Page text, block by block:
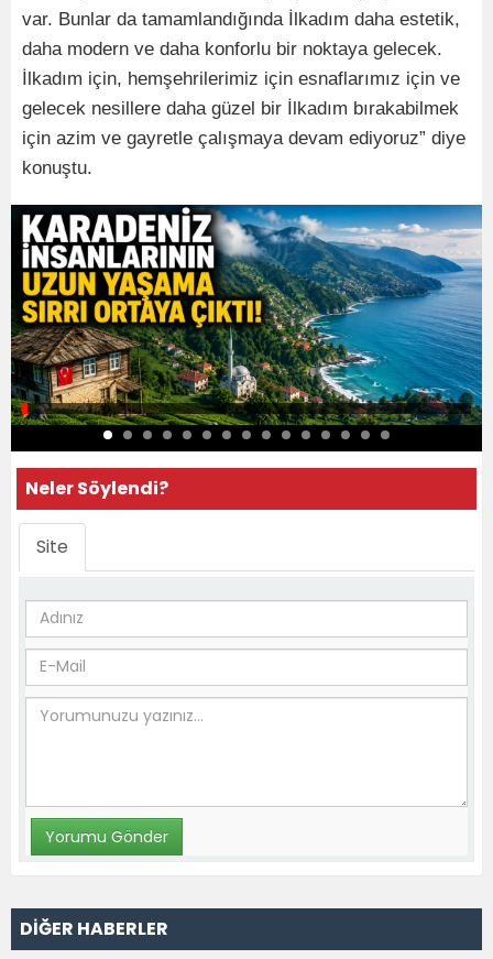
var. Bunlar da tamamlandığında İlkadım daha estetik,
daha modern ve daha konforlu bir noktaya gelecek.
İlkadım için, hemşehrilerimiz için esnaflarımız için ve
gelecek nesillere daha güzel bir İlkadım bırakabilmek
için azim ve gayretle çalışmaya devam ediyoruz” diye
konuştu.
Neler Söylendi?
Site
DİĞER HABERLER